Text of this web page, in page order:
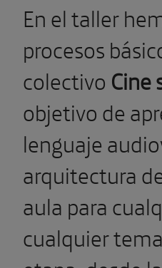
En el taller
procesos
colectivo Cine
objetivo de
lenguaje
arquitectura
aula para
cualquier